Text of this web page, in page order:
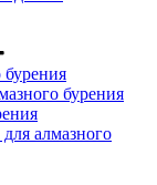
бурения
алмазного